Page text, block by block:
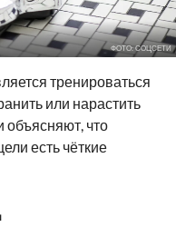
ФОТО: СОЦСЕТИ
тренироваться
или нарастить
что
есть чёткие